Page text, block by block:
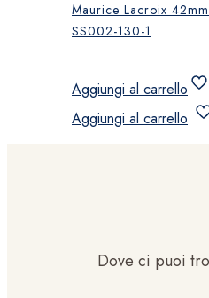
Maurice Lacroix
SS002-130-1
Aggiungi al carrello
Aggiungi al carrello
Dove ci puoi